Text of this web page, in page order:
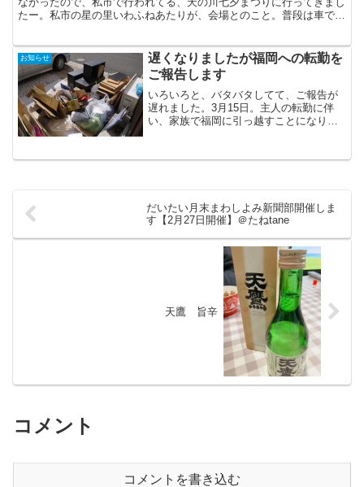
たー。私市の星の里いわふねあたりが、会場とのこと。普段は車でし
お知らせ
遅くなりましたが福岡への転勤を
ご報告します
いろいろと、バタバタしてて、ご報告が
遅れました。3月15日。主人の転勤に伴
い、家族で福岡に引っ越すことになりま
ング的にはよかったのかもしれませｎ。
だいたい月末まわしよみ新聞部開催しま
す【2月27日開催】＠たねtane
天鷹 旨辛
コメント
コメントを書き込む